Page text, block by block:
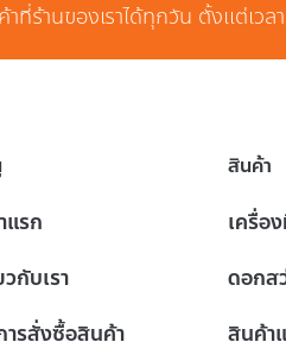
ที่ร้านของเราได้ทุกวัน ตั้งแต่เว
แรก
กับเรา
ารสั่งซื้อสินค้า
สินค้า
เครื่อ
ดอกส
สินค้า